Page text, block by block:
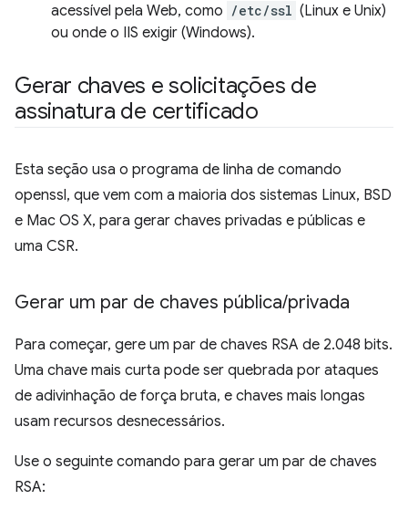
acessível pela Web, como /etc/ssl (Linux e Unix)
ou onde o IIS exigir (Windows).
Gerar chaves e solicitações de
assinatura de certificado
Esta seção usa o programa de linha de comando
openssl, que vem com a maioria dos sistemas Linux, BSD
e Mac OS X, para gerar chaves privadas e públicas e
uma CSR.
Gerar um par de chaves pública/privada
Para começar, gere um par de chaves RSA de 2.048 bits.
Uma chave mais curta pode ser quebrada por ataques
de adivinhação de força bruta, e chaves mais longas
usam recursos desnecessários.
Use o seguinte comando para gerar um par de chaves
RSA: